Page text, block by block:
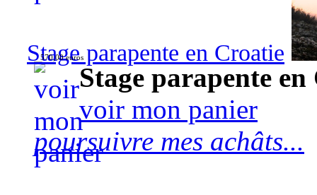
Stage parapente en Croatie
570,00 euros
Stage parapente
voir mon panier
poursuivre mes achâts...